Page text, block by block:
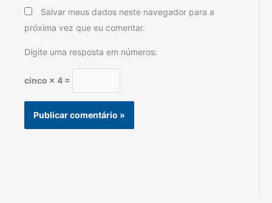
Salvar meus dados neste navegador para a
próxima vez que eu comentar.
Digite uma resposta em números:
cinco × 4 =